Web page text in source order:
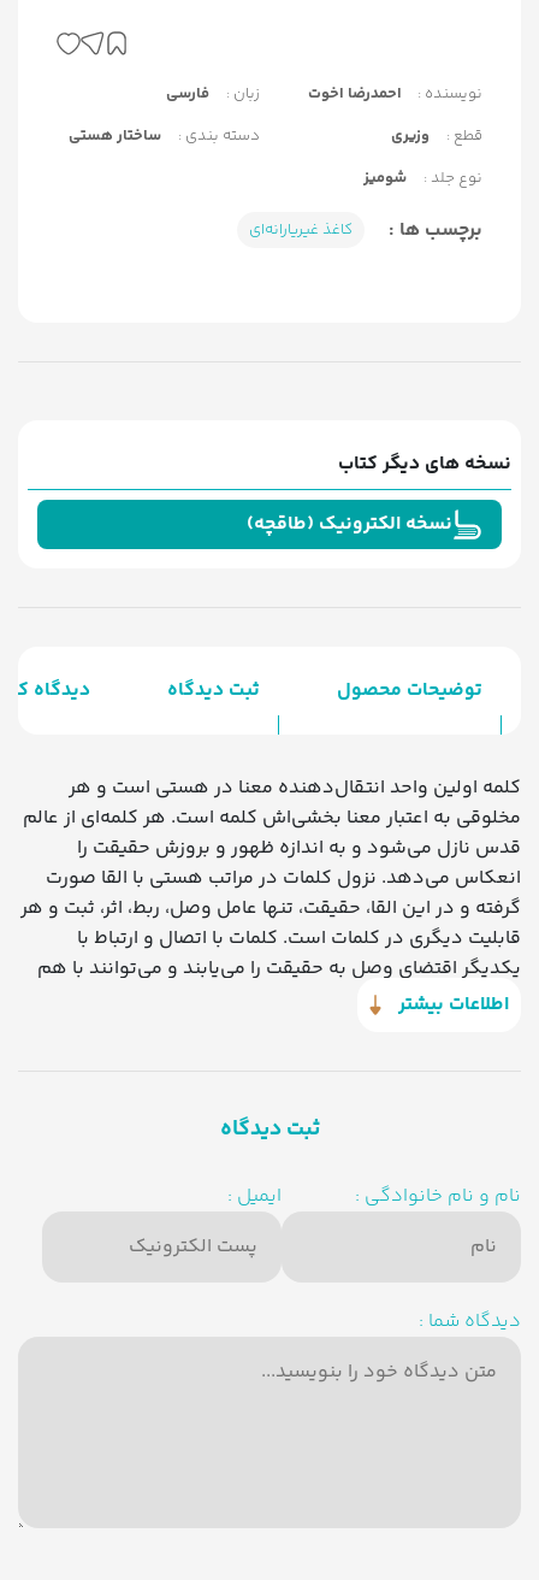
نویسنده :
احمدرضا اخوت
قطع :
وزیری
نوع جلد :
شومیز
زبان :
فارسی
دسته بندی :
ساختار هستی
برچسب ها : کاغذ غیریارانه‌ای
نسخه های دیگر کتاب
نسخه الکترونیک (طاقچه)
توضیحات محصول ثبت دیدگاه دیدگاه
کلمه اولین واحد انتقال‌دهنده معنا در هستی است و هر
مخلوقی به اعتبار معنا بخشی‌اش کلمه است. هر کلمه‌ای از عالم
قدس نازل می‌شود و به اندازه ظهور و بروزش حقیقت را
انعکاس می‌دهد. نزول کلمات در مراتب هستی با القا صورت
گرفته و در این القا، حقیقت، تنها عامل وصل، ربط، اثر، ثبت و هر
قابلیت دیگری در کلمات است. کلمات با اتصال و ارتباط با
یکدیگر اقتضای وصل به حقیقت را می‌یابند و می‌توانند با هم
تألیف شده، حقیقت را جاری کنند. نظام کلمات نظام قابلیت و
«جهت»، «ربط»، «وصل»، «تألیف»، «وساطت»، «اثر و ثبت» و
«حسن» یا «تمام و کمال» تدوین شده و در پایان به حقیقت
اطلاعات بیشتر
ثبت دیدگاه
نام و نام خانوادگی : ایمیل :
دیدگاه شما :